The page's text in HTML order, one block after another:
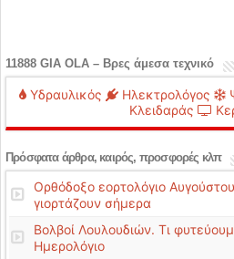
11888 GIA OLA – Βρες άμεσα τεχνικό
Υδραυλικός Ηλεκτρολόγος
Κλειδαράς
Πρόσφατα άρθρα, καιρός, προσφορές κλπ
Ορθόδοξο εορτολόγιο
γιορτάζουν σήμερα
Βολβοί Λουλουδιών. Τι
Ημερολόγιο